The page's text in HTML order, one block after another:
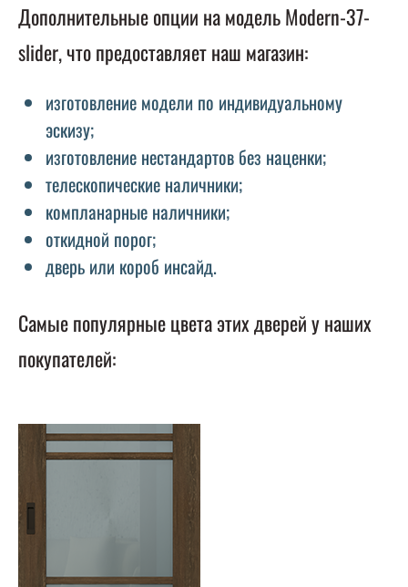
Дополнительные опции на модель Modern-37-
slider, что предоставляет наш магазин:
изготовление модели по индивидуальному
эскизу;
изготовление нестандартов без наценки;
телескопические наличники;
компланарные наличники;
откидной порог;
дверь или короб инсайд.
Самые популярные цвета этих дверей у наших
покупателей: